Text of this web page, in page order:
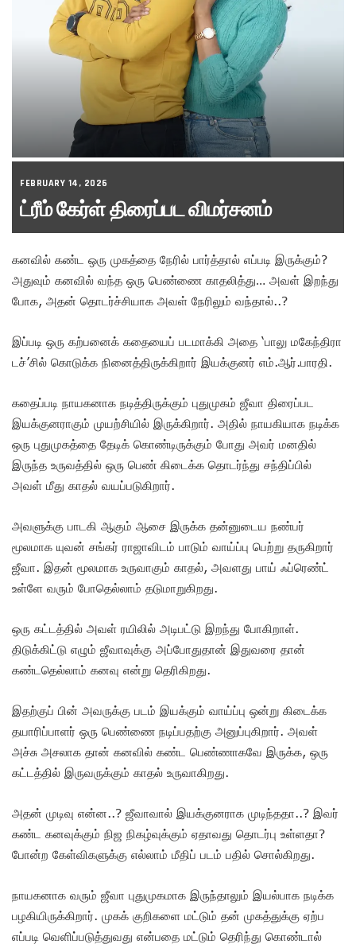
FEBRUARY 14, 2026
ட்ரீம் கேர்ள் திரைப்பட விமர்சனம்
கனவில் கண்ட ஒரு முகத்தை நேரில் பார்த்தால் எப்படி இருக்கும்?
அதுவும் கனவில் வந்த ஒரு பெண்ணை காதலித்து… அவள் இறந்து
போக, அதன் தொடர்ச்சியாக அவள் நேரிலும் வந்தால்..?
இப்படி ஒரு கற்பனைக் கதையைப் படமாக்கி அதை ‘பாலு மகேந்திரா
டச்’சில் கொடுக்க நினைத்திருக்கிறார் இயக்குனர் எம்.ஆர்.பாரதி.
கதைப்படி நாயகனாக நடித்திருக்கும் புதுமுகம் ஜீவா திரைப்பட
இயக்குனராகும் முயற்சியில் இருக்கிறார். அதில் நாயகியாக நடிக்க
ஒரு புதுமுகத்தை தேடிக் கொண்டிருக்கும் போது அவர் மனதில்
இருந்த உருவத்தில் ஒரு பெண் கிடைக்க தொடர்ந்து சந்திப்பில்
அவள் மீது காதல் வயப்படுகிறார்.
அவளுக்கு பாடகி ஆகும் ஆசை இருக்க தன்னுடைய நண்பர்
மூலமாக யுவன் சங்கர் ராஜாவிடம் பாடும் வாய்ப்பு பெற்று தருகிறார்
ஜீவா. இதன் மூலமாக உருவாகும் காதல், அவளது பாய் ஃப்ரெண்ட்
உள்ளே வரும் போதெல்லாம் தடுமாறுகிறது.
ஒரு கட்டத்தில் அவள் ரயிலில் அடிபட்டு இறந்து போகிறாள்.
திடுக்கிட்டு எழும் ஜீவாவுக்கு அப்போதுதான் இதுவரை தான்
கண்டதெல்லாம் கனவு என்று தெரிகிறது.
இதற்குப் பின் அவருக்கு படம் இயக்கும் வாய்ப்பு ஒன்று கிடைக்க
தயாரிப்பாளர் ஒரு பெண்ணை நடிப்பதற்கு அனுப்புகிறார். அவள்
அச்சு அசலாக தான் கனவில் கண்ட பெண்ணாகவே இருக்க, ஒரு
கட்டத்தில் இருவருக்கும் காதல் உருவாகிறது.
அதன் முடிவு என்ன..? ஜீவாவால் இயக்குனராக முடிந்ததா..? இவர்
கண்ட கனவுக்கும் நிஜ நிகழ்வுக்கும் ஏதாவது தொடர்பு உள்ளதா?
போன்ற கேள்விகளுக்கு எல்லாம் மீதிப் படம் பதில் சொல்கிறது.
நாயகனாக வரும் ஜீவா புதுமுகமாக இருந்தாலும் இயல்பாக நடிக்க
பழகியிருக்கிறார். முகக் குறிகளை மட்டும் தன் முகத்துக்கு ஏற்ப
எப்படி வெளிப்படுத்துவது என்பதை மட்டும் தெரிந்து கொண்டால்